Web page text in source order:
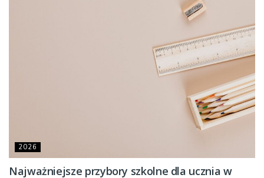
2026
Najważniejsze przybory szkolne dla ucznia w